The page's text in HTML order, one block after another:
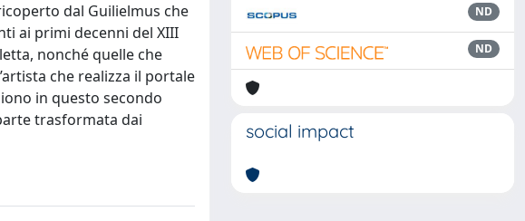
dal Guilielmus che
ai primi decenni del XIII
nonché quelle che
che realizza il portale
in questo secondo
trasformata dai
ND
ND
social impact